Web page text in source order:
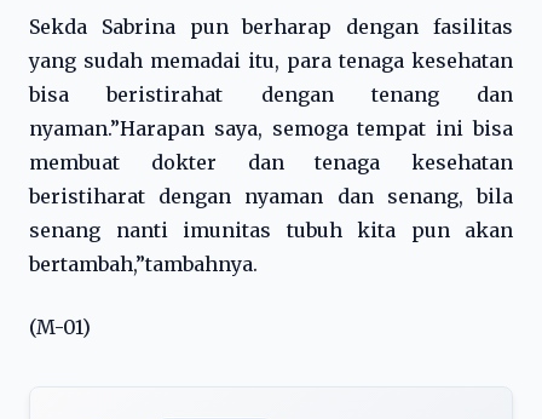
Sekda Sabrina pun berharap dengan fasilitas
yang sudah memadai itu, para tenaga kesehatan
bisa beristirahat dengan tenang dan
nyaman.”Harapan saya, semoga tempat ini bisa
membuat dokter dan tenaga kesehatan
beristiharat dengan nyaman dan senang, bila
senang nanti imunitas tubuh kita pun akan
bertambah,”tambahnya.
(M-01)